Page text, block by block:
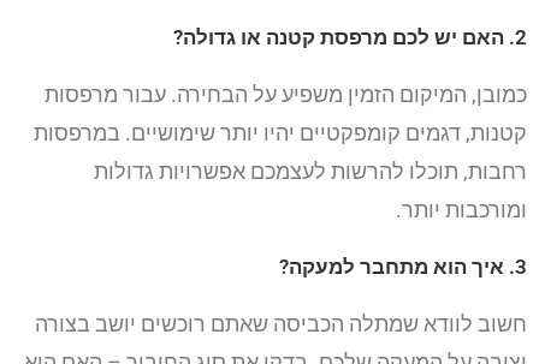
2. האם יש לכם מרפסת קטנה או גדולה?
כמובן, המיקום הזמין משפיע על הבחירה. עבור מרפסות
קטנות, דגמים קומפקטיים יהיו יותר שימושיים. במרפסות
רחבות, תוכלו להרשות לעצמכם אפשרויות גדולות
ומורכבות יותר.
3. איך הוא מתחבר למעקה?
חשוב לוודא שמתלה הכביסה שאתם רוכשים יושב בצורה